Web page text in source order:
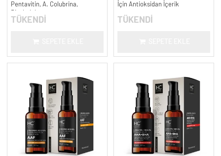
Pentavitin, A. Colubrina,
Bisabolol
TÜKENDİ
İçin Antioksidan İçerik
TÜKENDİ